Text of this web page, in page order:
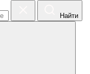
Найти